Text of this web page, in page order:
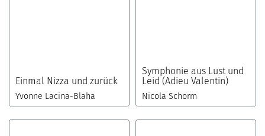
Einmal Nizza und zurück
Yvonne Lacina-Blaha
Symphonie aus Lust und
Leid (Adieu Valentin)
Nicola Schorm